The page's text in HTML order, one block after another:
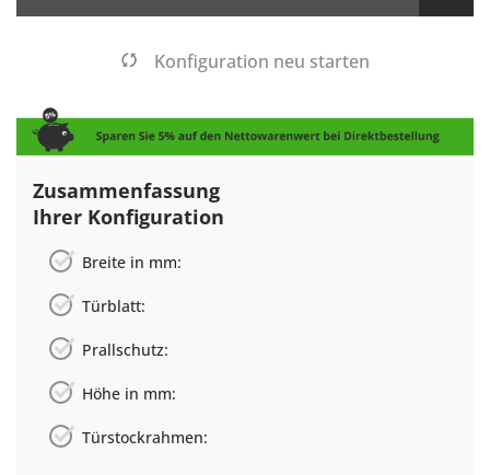
Konfiguration neu starten
Zusammenfassung
Ihrer Konfiguration
Breite in mm:
Türblatt:
Prallschutz:
Höhe in mm:
Türstockrahmen: